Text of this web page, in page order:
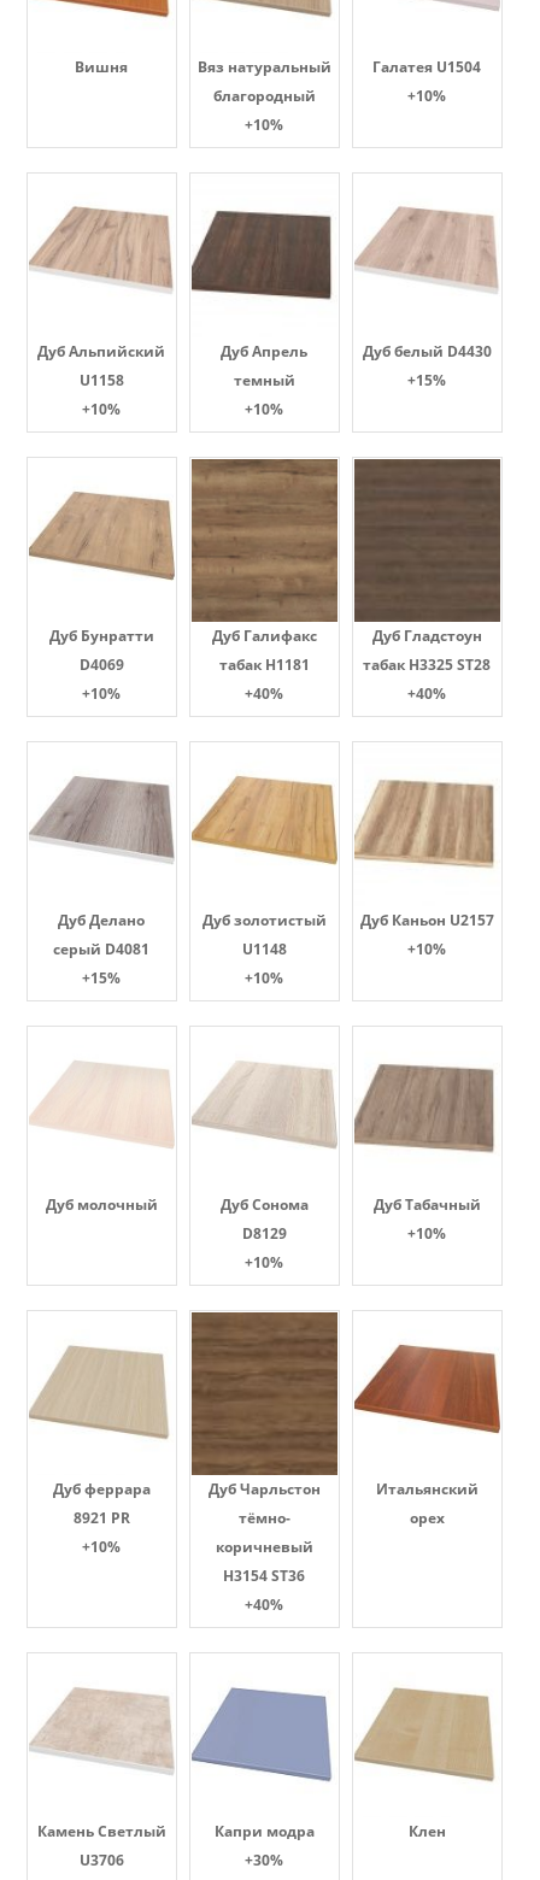
Вишня
Вяз натуральный
благородный
+10%
Галатея U1504
+10%
Дуб Альпийский
U1158
+10%
Дуб Апрель
темный
+10%
Дуб белый D4430
+15%
Дуб Бунратти
D4069
+10%
Дуб Галифакс
табак Н1181
+40%
Дуб Гладстоун
табак H3325 ST28
+40%
Дуб Делано
серый D4081
+15%
Дуб золотистый
U1148
+10%
Дуб Каньон U2157
+10%
Дуб молочный
Дуб Сонома
D8129
+10%
Дуб Табачный
+10%
Дуб феррара
8921 PR
+10%
Дуб Чарльстон
тёмно-
коричневый
H3154 ST36
+40%
Итальянский
орех
Камень Светлый
U3706
Капри модра
+30%
Клен